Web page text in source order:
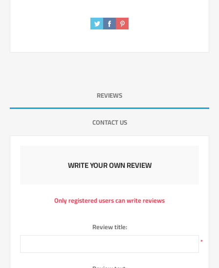
REVIEWS
CONTACT US
WRITE YOUR OWN REVIEW
Only registered users can write reviews
Review title:
*